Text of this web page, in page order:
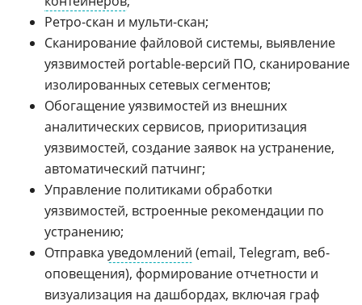
Ретро-скан и мульти-скан;
Сканирование файловой системы, выявление
уязвимостей portable-версий ПО, сканирование
изолированных сетевых сегментов;
Обогащение уязвимостей из внешних
аналитических сервисов, приоритизация
уязвимостей, создание заявок на устранение,
автоматический патчинг;
Управление политиками обработки
уязвимостей, встроенные рекомендации по
устранению;
Отправка уведомлений (email, Telegram, веб-
оповещения), формирование отчетности и
визуализация на дашбордах, включая граф